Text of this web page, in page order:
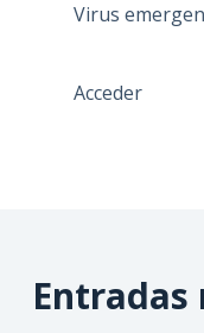
Virus
Acceder
Entradas